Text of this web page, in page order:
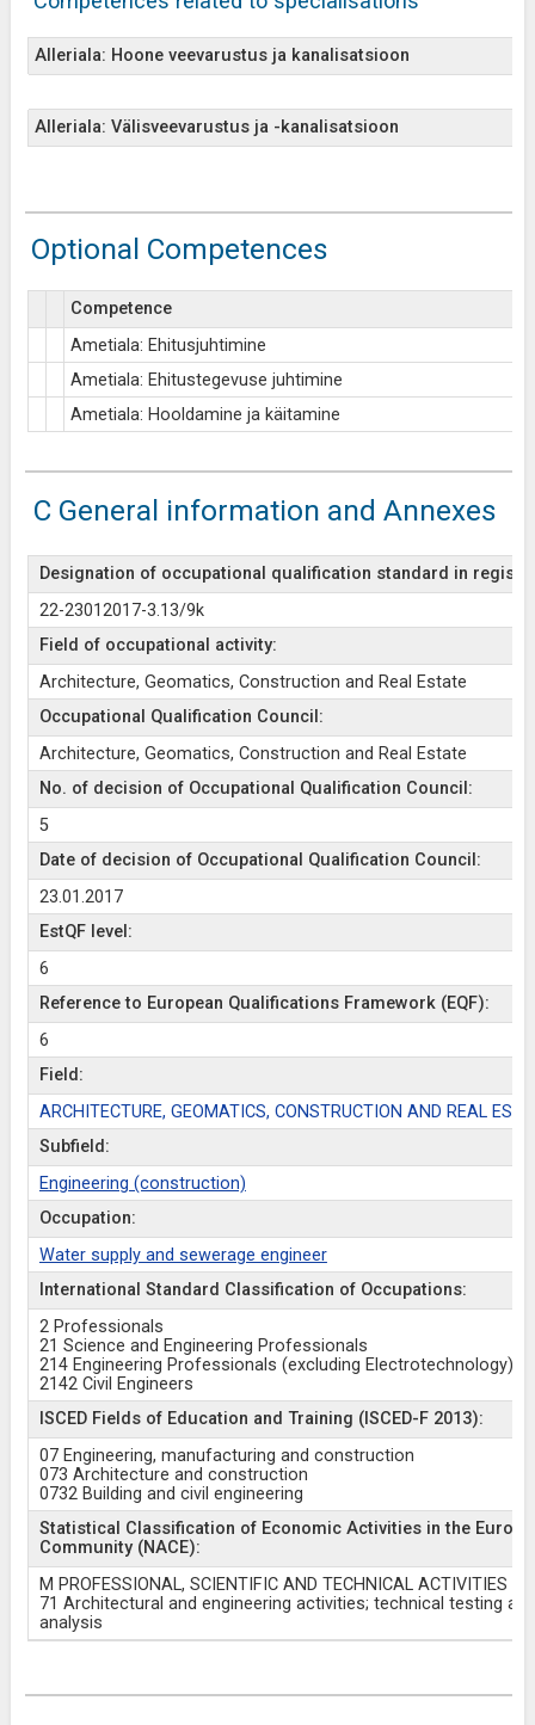
Alleriala: Hoone veevarustus ja kanalisatsioon
Alleriala: Välisveevarustus ja -kanalisatsioon
Optional Competences
Competence
Ametiala: Ehitusjuhtimine
Ametiala: Ehitustegevuse juhtimine
Ametiala: Hooldamine ja käitamine
C General information and Annexes
Designation of occupational qualification standard in
22-23012017-3.13/9k
Field of occupational activity:
Architecture, Geomatics, Construction and Real Estate
Occupational Qualification Council:
Architecture, Geomatics, Construction and Real Estate
No. of decision of Occupational Qualification Council:
5
Date of decision of Occupational Qualification Council:
23.01.2017
EstQF level:
6
Reference to European Qualifications Framework (EQF):
6
Field:
ARCHITECTURE, GEOMATICS, CONSTRUCTION AND REAL
Subfield:
Engineering (construction)
Occupation:
Water supply and sewerage engineer
International Standard Classification of Occupations:
2 Professionals
21 Science and Engineering Professionals
214 Engineering Professionals (excluding Electrotechnology)
2142 Civil Engineers
ISCED Fields of Education and Training (ISCED-F 2013):
07 Engineering, manufacturing and construction
073 Architecture and construction
0732 Building and civil engineering
Statistical Classification of Economic Activities in the
Community (NACE):
M PROFESSIONAL, SCIENTIFIC AND TECHNICAL ACTIVITIES
71 Architectural and engineering activities; technical testing and
analysis